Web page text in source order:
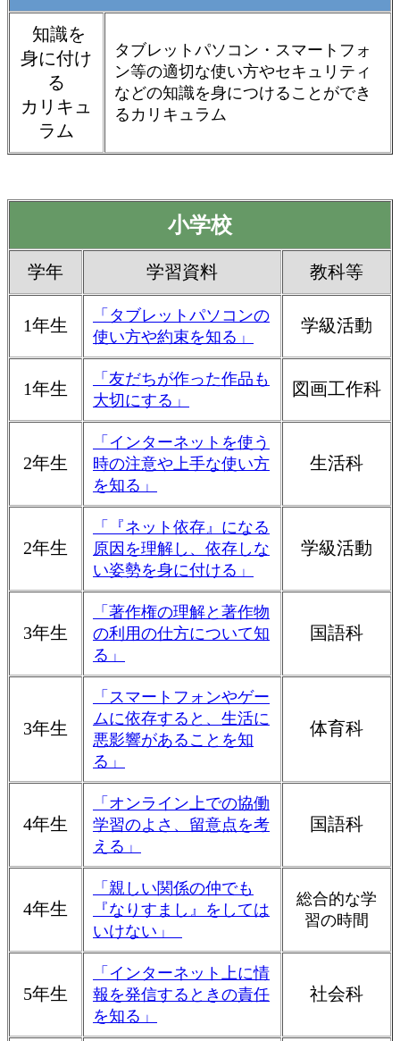
知識を
身に付け
る
カリキュ
ラム
タブレットパソコン・スマートフォ
ン等の適切な使い方やセキュリティ
などの知識を身につけることができ
るカリキュラム
小学校
学年 学習資料 教科等
1年生
「タブレットパソコンの
使い方や約束を知る」
学級活動
1年生
「友だちが作った作品も
大切にする」
図画工作科
2年生
「インターネットを使う
時の注意や上手な使い方
を知る」
生活科
2年生
「『ネット依存』になる
原因を理解し、依存しな
い姿勢を身に付ける」
学級活動
3年生
「著作権の理解と著作物
の利用の仕方について知
る」
国語科
3年生
「スマートフォンやゲー
ムに依存すると、生活に
悪影響があることを知
る」
体育科
4年生
「オンライン上での協働
学習のよさ、留意点を考
える」
国語科
4年生
「親しい関係の仲でも
『なりすまし』をしては
いけない」
総合的な学
習の時間
5年生
「インターネット上に情
報を発信するときの責任
を知る」
社会科